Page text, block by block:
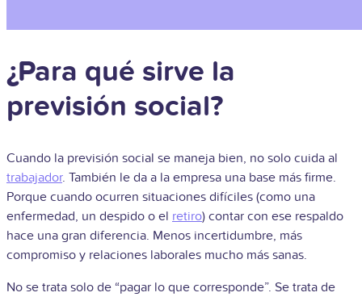
¿Para qué sirve la
previsión social?
Cuando la previsión social se maneja bien, no solo cuida al
trabajador. También le da a la empresa una base más firme.
Porque cuando ocurren situaciones difíciles (como una
enfermedad, un despido o el retiro) contar con ese respaldo
hace una gran diferencia. Menos incertidumbre, más
compromiso y relaciones laborales mucho más sanas.
No se trata solo de “pagar lo que corresponde”. Se trata de